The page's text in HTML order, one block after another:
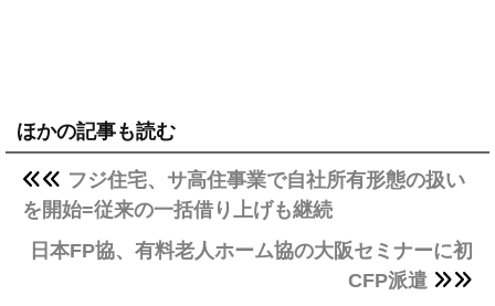
ほかの記事も読む
フジ住宅、サ高住事業で自社所有形態の扱い
を開始=従来の一括借り上げも継続
日本FP協、有料老人ホーム協の大阪セミナーに初
CFP派遣